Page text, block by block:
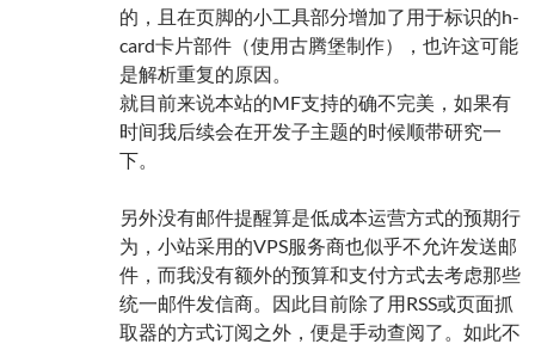
的，且在页脚的小工具部分增加了用于标识的h-
card卡片部件（使用古腾堡制作），也许这可能
是解析重复的原因。
就目前来说本站的MF支持的确不完美，如果有
时间我后续会在开发子主题的时候顺带研究一
下。
另外没有邮件提醒算是低成本运营方式的预期行
为，小站采用的VPS服务商也似乎不允许发送邮
件，而我没有额外的预算和支付方式去考虑那些
统一邮件发信商。因此目前除了用RSS或页面抓
取器的方式订阅之外，便是手动查阅了。如此不